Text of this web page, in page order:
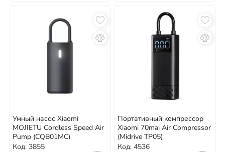
Умный насос Xiaomi
MOJIETU Cordless Speed Air
Pump (CQB01MC)
Код: 3855
Портативный компрессор
Xiaomi 70mai Air Compressor
(Midrive TP05)
Код: 4536